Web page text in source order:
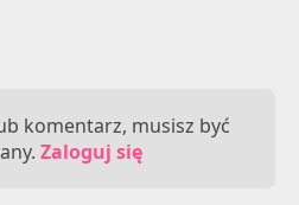
komentarz, musisz być
Zaloguj się